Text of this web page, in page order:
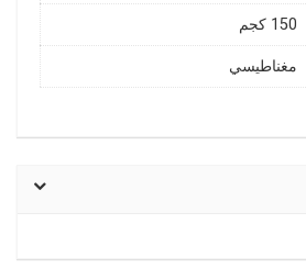
150 كجم
مغناطيسي